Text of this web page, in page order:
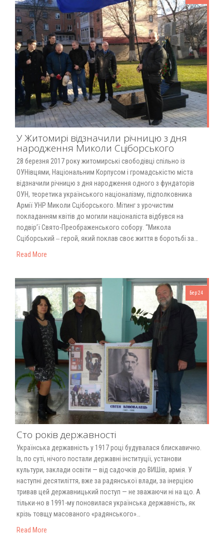
У Житомирі відзначили річницю з дня
народження Миколи Сціборського
28 березня 2017 року житомирські свободівці спільно із
ОУНівцями, Національним Корпусом і громадськістю міста
відзначили річницю з дня народження одного з фундаторів
ОУН, теоретика українського націоналізму, підполковника
Армії УНР Миколи Сціборського. Мітинг з урочистим
покладанням квітів до могили націоналіста відбувся на
подвір’ї Свято-Преображенського собору. “Микола
Сціборський ‒ герой, який поклав своє життя в боротьбі за…
Read More
Бер 24
Сто років державності
Українська державність у 1917 році будувалася блискавично.
Із, по суті, нічого постали державні інституції, установи
культури, заклади освіти — від садочків до ВИШів, армія. У
наступні десятиліття, вже за радянської влади, за інерцією
тривав цей державницький поступ — не зважаючи ні на що. А
тільки-но в 1991-му поновилася українська державність, як
крізь товщу масованого «радянського»…
Read More